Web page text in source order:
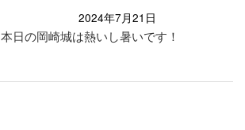
2024年7月21日
本日の岡崎城は熱いし暑いです！